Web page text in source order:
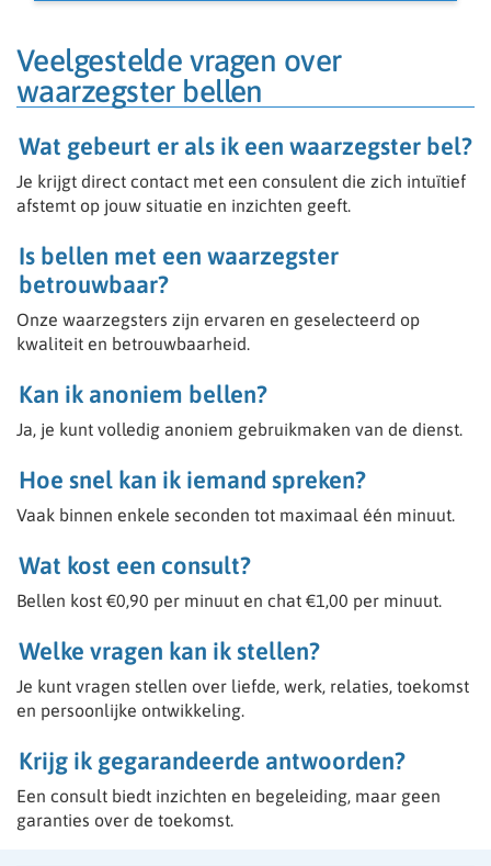
• Je bent empathisch en integer
• Je communiceert duidelijk en professioneel
• Ervaring met coaching of spiritualiteit
Wat je krijgt
• Volledig flexibel werken (waar en wanneer jij wilt)
• Werken vanuit huis
• Onderdeel van een professioneel platform
Spreekt onderstaande je aan, vul het vacature
formulier in en we zullen contact opnemen voor een
gesprek.
Kun jij of ben jij o.a.:
- Helderziend
- Medium
- Paragnost
- Kaartleggen wel belangrijk dat er dan ook een gave is
bv Helderziend
- Spiritueel en paranormaal begaafd
- Astroloog
- Channeling
- Aura lezen
- Pendelaar
- Sjamaan
- Reiki
Wij bieden je een professionele werkomgeving waarin
👉 Meld je aan en start direct met werken vanuit jouw
Veelgestelde vragen over
waarzegster bellen
Wat gebeurt er als ik een waarzegster bel?
Je krijgt direct contact met een consulent die zich intuïtief
afstemt op jouw situatie en inzichten geeft.
Is bellen met een waarzegster
betrouwbaar?
Onze waarzegsters zijn ervaren en geselecteerd op
kwaliteit en betrouwbaarheid.
Kan ik anoniem bellen?
Ja, je kunt volledig anoniem gebruikmaken van de dienst.
Hoe snel kan ik iemand spreken?
Vaak binnen enkele seconden tot maximaal één minuut.
Wat kost een consult?
Bellen kost €0,90 per minuut en chat €1,00 per minuut.
Welke vragen kan ik stellen?
Je kunt vragen stellen over liefde, werk, relaties, toekomst
en persoonlijke ontwikkeling.
Krijg ik gegarandeerde antwoorden?
Een consult biedt inzichten en begeleiding, maar geen
garanties over de toekomst.